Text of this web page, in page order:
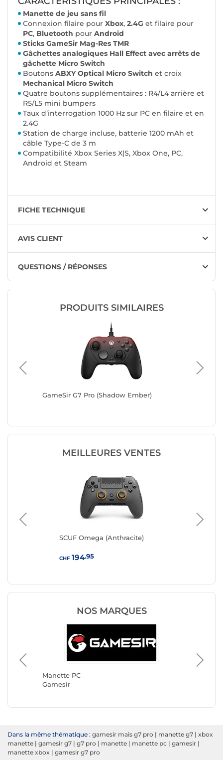
Manette de jeu sans fil
Connexion filaire pour Xbox, 2.4G et filaire pour
PC, Bluetooth pour Android
Sticks GameSir Mag-Res TMR
Gâchettes analogiques Hall Effect avec arrêts de
gâchette Micro Switch
Boutons ABXY Optical Micro Switch et croix
Mechanical Micro Switch
Quatre boutons supplémentaires : R4/L4 arrière et
R5/L5 mini bumpers
Taux d’interrogation 1000 Hz sur PC en filaire et en
2.4G
Station de charge incluse, batterie 1200 mAh et
câble Type-C de 3 m
Compatibilité Xbox Series X|S, Xbox One, PC,
Android et Steam
FICHE TECHNIQUE
AVIS CLIENT
QUESTIONS / RÉPONSES
PRODUITS SIMILAIRES
GameSir G7 Pro (Shadow Ember)
MEILLEURES VENTES
SCUF Omega (Anthracite)
CHF194.95
NOS MARQUES
Manette PC
Gamesir
Turtle
Dans la même thématique : gamesir mais g7 pro | manette g7 | xbox
manette | gamesir g7 | g7 pro | manette | manette pc | gamesir |
manette xbox | gamesir g7 pro